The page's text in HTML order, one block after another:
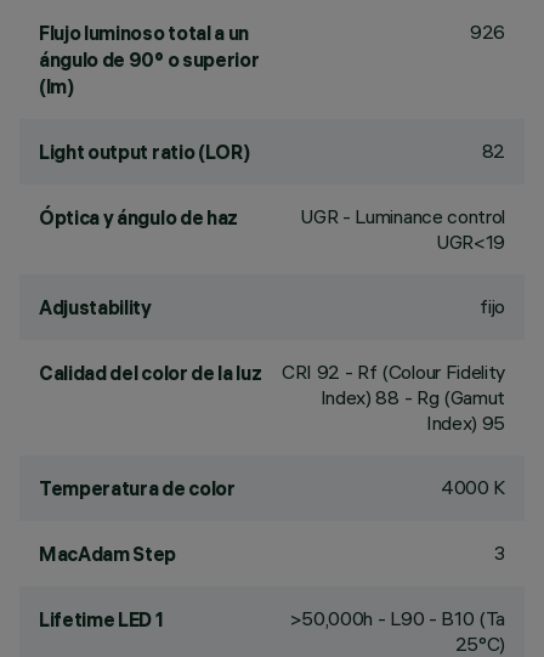
Flujo luminoso total a un
ángulo de 90° o superior
(lm)
926
Light output ratio (LOR) 82
Óptica y ángulo de haz
UGR - Luminance control
UGR<19
Adjustability fijo
Calidad del color de la luz CRI 92 - Rf (Colour Fidelity
Index) 88 - Rg (Gamut
Index) 95
Temperatura de color 4000 K
MacAdam Step 3
Lifetime LED 1
>50,000h - L90 - B10 (Ta
25°C)